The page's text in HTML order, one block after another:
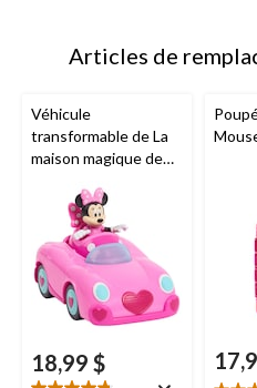
Articles de
Véhicule
transformable de La
maison magique de
Mouse de Disney
Junior, choix varié, 3
ans et plus
18,99 $